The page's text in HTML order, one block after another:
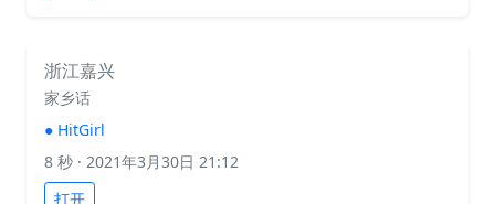
浙江嘉兴
家乡话
● HitGirl
8 秒 · 2021年3月30日 21:12
打开